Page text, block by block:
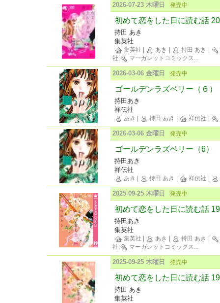
2026-07-23 木曜日 発売中
初めて恋をした日に読む話 20
持田 あき
集英社
集英社 あき 持田 あき
社,
マーガレットコミックス...
2026-03-06 金曜日 発売中
ゴールデンラズベリー（６
持田あき
祥伝社
あき 持田 あき 祥伝社
2026-03-06 金曜日 発売中
ゴールデンラズベリー（6）
持田あき
祥伝社
あき 持田 あき 祥伝社
2025-09-25 木曜日 発売中
初めて恋をした日に読む話 19
持田あき
集英社
集英社 あき 持田 あき
社,
マーガレットコミックス...
2025-09-25 木曜日 発売中
初めて恋をした日に読む話 19
持田 あき
集英社